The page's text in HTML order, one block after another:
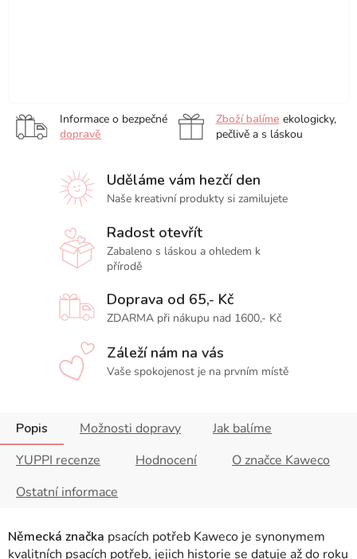
Informace o bezpečné
dopravě
Zboží balíme ekologicky,
pečlivě a s láskou
Uděláme vám hezčí den
Naše kreativní produkty si zamilujete
Radost otevřít
Zabaleno s láskou a ohledem k
přírodě
Doprava od 65,- Kč
ZDARMA při nákupu nad 1600,- Kč
Záleží nám na vás
Vaše spokojenost je na prvním místě
Popis Možnosti dopravy
Jak balíme
YUPPI recenze
Hodnocení
O značce Kaweco
Ostatní informace
Německá značka psacích potřeb Kaweco je synonymem
kvalitních psacích potřeb, jejich historie se datuje až do roku